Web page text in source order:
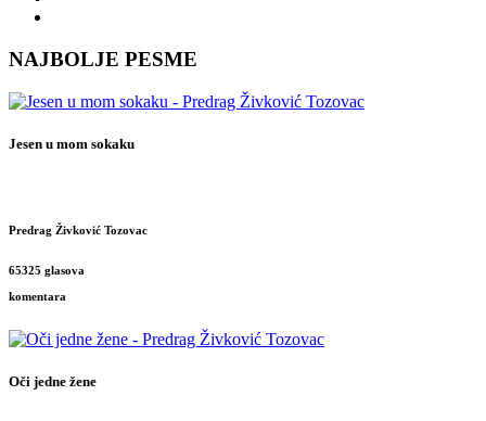
NAJBOLJE PESME
Jesen u mom sokaku
Predrag Živković Tozovac
65325 glasova
komentara
Oči jedne žene